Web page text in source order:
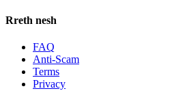
Rreth nesh
FAQ
Anti-Scam
Terms
Privacy